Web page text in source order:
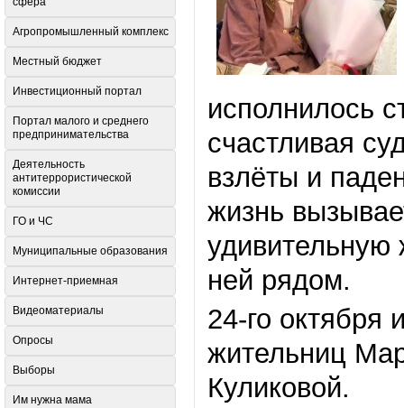
исполнилось
счастливая
взлëты и
жизнь
удивительную
ней рядом.
24-го октября
жительниц
Куликовой.
Агропромышленный комплекс
Местный бюджет
Инвестиционный портал
Портал малого и среднего
предпринимательства
Деятельность
антитеррористической
комиссии
ГО и ЧС
Муниципальные образования
Интернет-приемная
Видеоматериалы
Опросы
Выборы
Им нужна мама